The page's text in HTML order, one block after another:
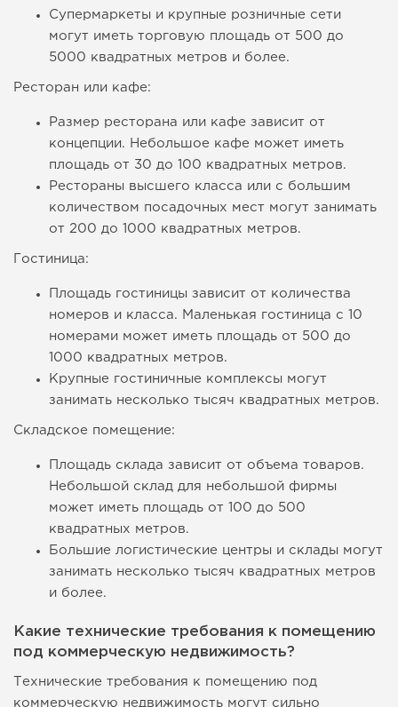
Супермаркеты и крупные розничные сети
могут иметь торговую площадь от 500 до
5000 квадратных метров и более.
Ресторан или кафе:
Размер ресторана или кафе зависит от
концепции. Небольшое кафе может иметь
площадь от 30 до 100 квадратных метров.
Рестораны высшего класса или с большим
количеством посадочных мест могут занимать
от 200 до 1000 квадратных метров.
Гостиница:
Площадь гостиницы зависит от количества
номеров и класса. Маленькая гостиница с 10
номерами может иметь площадь от 500 до
1000 квадратных метров.
Крупные гостиничные комплексы могут
занимать несколько тысяч квадратных метров.
Складское помещение:
Площадь склада зависит от объема товаров.
Небольшой склад для небольшой фирмы
может иметь площадь от 100 до 500
квадратных метров.
Большие логистические центры и склады могут
занимать несколько тысяч квадратных метров
и более.
Какие технические требования к помещению
под коммерческую недвижимость?
Технические требования к помещению под
коммерческую недвижимость могут сильно